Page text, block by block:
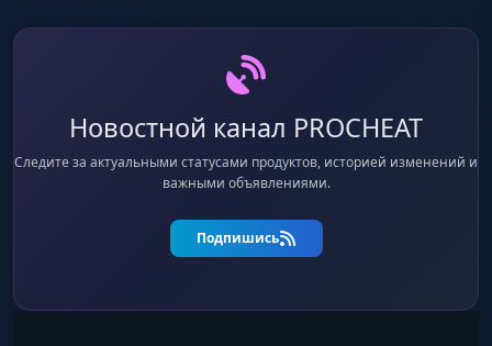
Новостной канал PROCHEAT
Следите за актуальными статусами продуктов, историей изменений и
важными объявлениями.
Подпишись